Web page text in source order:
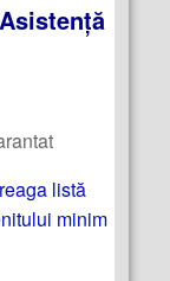
listă
minim